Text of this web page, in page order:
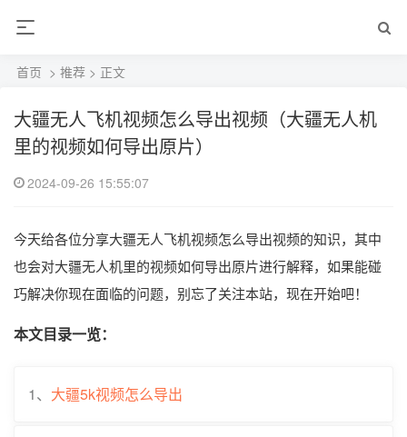
首页 > 推荐 > 正文
大疆无人飞机视频怎么导出视频（大疆无人机
里的视频如何导出原片）
2024-09-26 15:55:07
今天给各位分享大疆无人飞机视频怎么导出视频的知识，其中
也会对大疆无人机里的视频如何导出原片进行解释，如果能碰
巧解决你现在面临的问题，别忘了关注本站，现在开始吧！
本文目录一览：
1、 大疆5k视频怎么导出